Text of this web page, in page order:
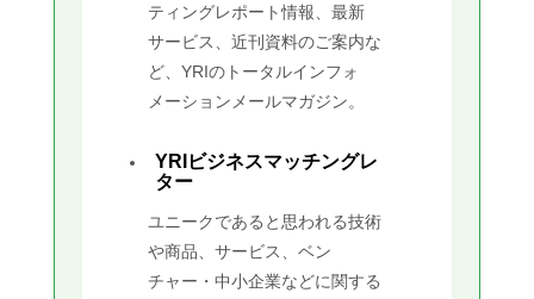
ティングレポート情報、最新
サービス、近刊資料のご案内な
ど、YRIのトータルインフォ
メーションメールマガジン。
YRIビジネスマッチングレ
ター
ユニークであると思われる技術
や商品、サービス、ベン
チャー・中小企業などに関する